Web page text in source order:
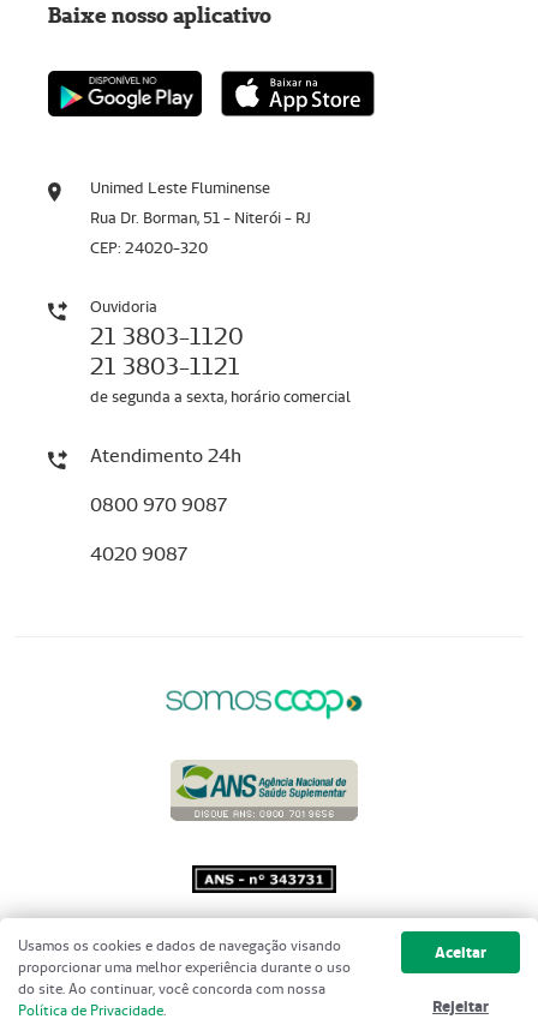
Unimed Leste Fluminense
Rua Dr. Borman, 51 - Niterói - RJ
CEP: 24020-320
Ouvidoria
21 3803-1120
21 3803-1121
de segunda a sexta, horário comercial
Atendimento 24h
0800 970 9087
4020 9087
Baixe nosso aplicativo
Copyright 2001 - 2026 Unimed do
Brasil - Todos os direitos reservados
Usamos os cookies e dados de navegação visando
proporcionar uma melhor experiência durante o uso
do site. Ao continuar, você concorda com nossa
Política de Privacidade.
Aceitar
Rejeitar